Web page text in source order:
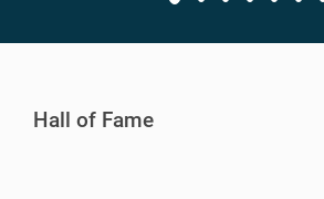
Hall of Fame